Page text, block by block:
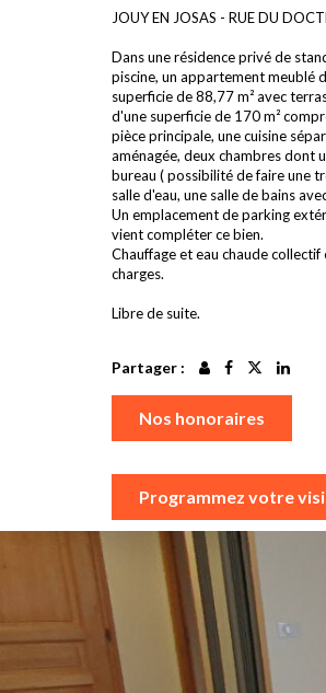
JOUY EN JOSAS - RUE DU
Dans une résidence privé de
piscine, un appartement meublé
superficie de 88,77 m² avec
d'une superficie de 170 m²
pièce principale, une cuisine
aménagée, deux chambres dont
bureau ( possibilité de faire une
salle d'eau, une salle de bains
Un emplacement de parking
vient compléter ce bien.
Chauffage et eau chaude collectif
charges.
Libre de suite.
Partager :
Nos honoraires
Programmez votre